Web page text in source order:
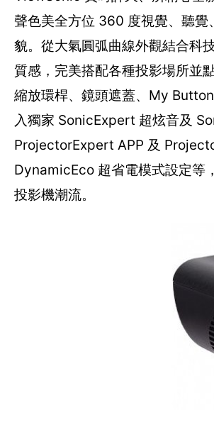
聲色美全方位 360 度視覺、聽
貌。從大氣圓弧曲線外觀結合科
質感，完美搭配各種投影場所並
縮放環桿、鏡頭遮蓋、My
入獨家 SonicExpert 超炫音及
ProjectorExpert APP 及
DynamicEco 超省電模式設定等
投影機潮流。